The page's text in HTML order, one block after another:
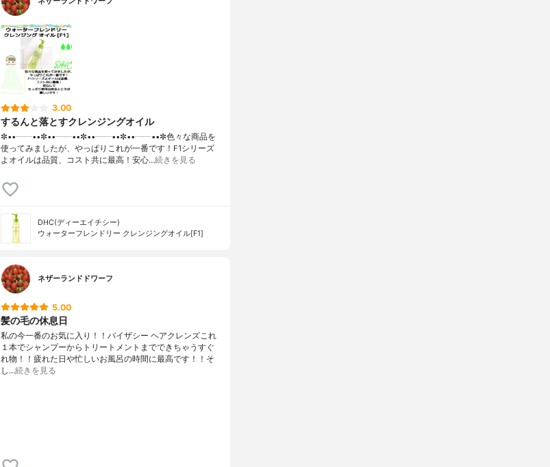
3.00
するんと落とすクレンジングオイル
✼••┈┈••✼••┈┈••✼••┈┈••✼••┈┈••✼色々な商品を
使ってみましたが、やっぱりこれが一番です！F1シリーズ
よオイルは品質、コスト共に最高！安心…続きを見る
DHC(ディーエイチシー)
ウォーターフレンドリー クレンジングオイル[F1]
ネザーランドドワーフ
5.00
髪の毛の休息日
私の今一番のお気に入り！！バイザシー ヘアクレンズこれ
１本でシャンプーからトリートメントまでできちゃうすぐ
れ物！！疲れた日や忙しいお風呂の時間に最高です！！そ
し…続きを見る